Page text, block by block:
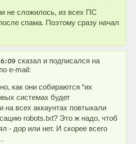
не сложилось, из всех ПС
спама. Поэтому сразу начал
сказал и подписался на
e-mail:
как они собираются “их
системах будет
на всех аккаунтах повтыкали
robots.txt? Это ж надо, чтоб
- дор или нет. И скорее всего